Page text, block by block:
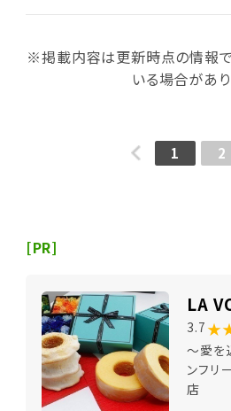
※掲載内容は更新時点の情報で
いる場合があり
1 2
[PR]
LA
3.7
～愛を
ンフリ
店